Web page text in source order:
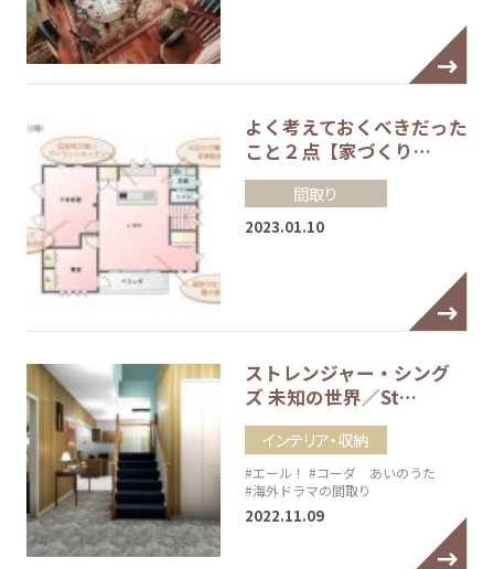
よく考えておくべきだった
こと２点【家づくり…
間取り
2023.01.10
ストレンジャー・シング
ズ 未知の世界／St…
インテリア・収納
#エール！ #コーダ あいのうた
#海外ドラマの間取り
2022.11.09